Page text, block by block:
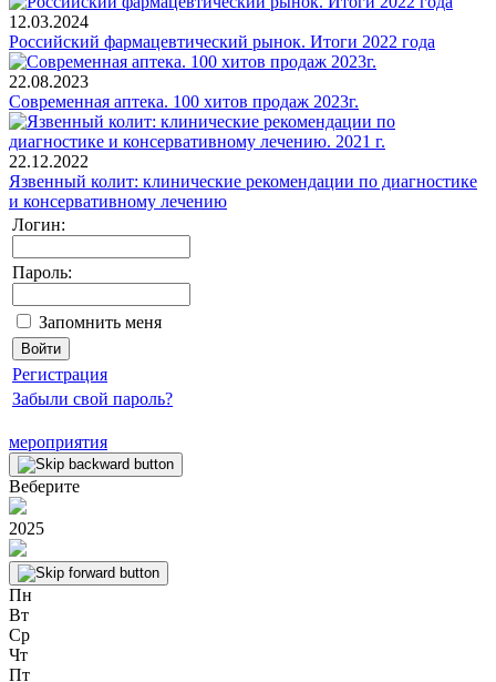
12.03.2024
Российский фармацевтический рынок. Итоги 2022 года
22.08.2023
Современная аптека. 100 хитов продаж 2023г.
22.12.2022
Язвенный колит: клинические рекомендации по диагностике
и консервативному лечению
Логин:
Пароль:
Запомнить меня
Регистрация
Забыли свой пароль?
мероприятия
Веберите
2025
Пн
Вт
Ср
Чт
Пт